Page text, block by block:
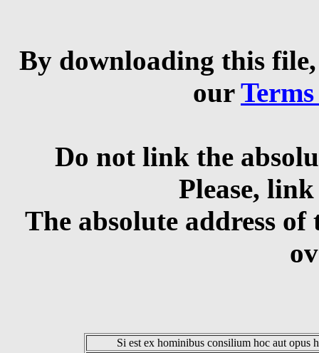
By downloading this
our
Do not link the
Please,
The absolute address
Si est ex hominibus consilium hoc aut opus